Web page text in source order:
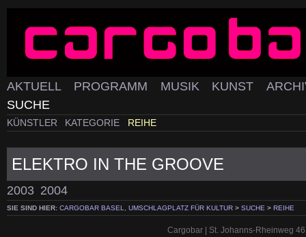
AKTUELL PROGRAMM MUSIK KUNST
SUCHE
KÜNSTLER KATEGORIE REIHE
ELEKTRO IN THE GROOVE
2003 2004
SIE SIND HIER: CARGOBAR BASEL, UMSCHLAGPLATZ FÜR KULTUR > SUCHE > REIHE
Cargobar | St. Johanns-Rheinweg